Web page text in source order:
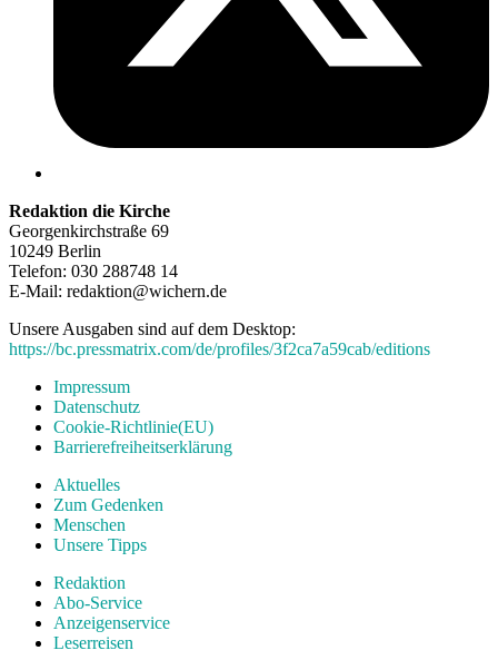
Redaktion die Kirche
Georgenkirchstraße 69
10249 Berlin
Telefon: 030 288748 14
E-Mail: redaktion@wichern.de
Unsere Ausgaben sind auf dem Desktop:
https://bc.pressmatrix.com/de/profiles/3f2ca7a59cab/editions
Impressum
Datenschutz
Cookie-Richtlinie(EU)
Barrierefreiheitserklärung
Aktuelles
Zum Gedenken
Menschen
Unsere Tipps
Redaktion
Abo-Service
Anzeigenservice
Leserreisen